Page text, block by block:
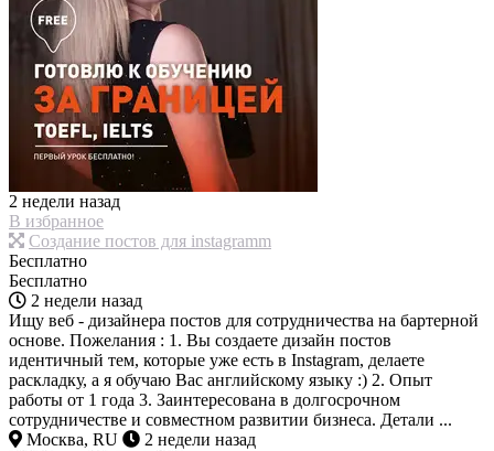
2 недели назад
В избранное
Создание постов для instagramm
Бесплатно
Бесплатно
2 недели назад
Ищу веб - дизайнера постов для сотрудничества на бартерной
основе. Пожелания : 1. Вы создаете дизайн постов
идентичный тем, которые уже есть в Instagram, делаете
раскладку, а я обучаю Вас английскому языку :) 2. Опыт
работы от 1 года 3. Заинтересована в долгосрочном
сотрудничестве и совместном развитии бизнеса. Детали ...
Москва, RU
2 недели назад